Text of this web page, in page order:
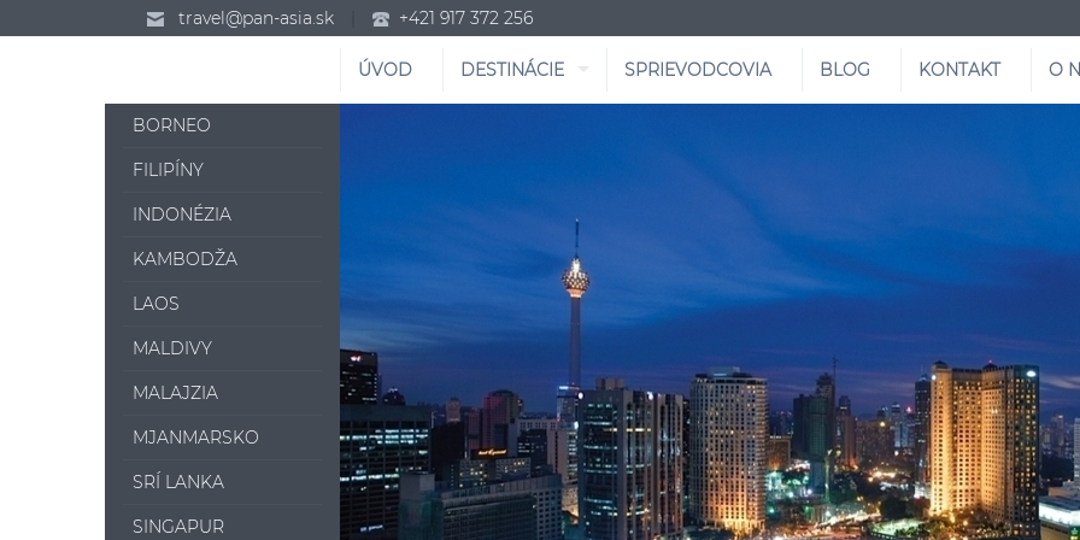
travel@pan-asia.sk +421 917 372 256
ÚVOD DESTINÁCIE SPRIEVODCOVIA BLOG KONTAKT O
BORNEO
FILIPÍNY
INDONÉZIA
KAMBODŽA
LAOS
MALDIVY
MALAJZIA
MJANMARSKO
SRÍ LANKA
SINGAPUR